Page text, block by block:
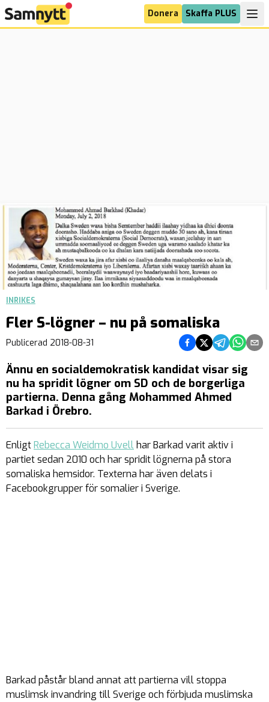
Donera Skaffa PLUS
INRIKES
Fler S-lögner – nu på somaliska
Publicerad 2018-08-31 Dela på Facebook
Dela på Twitter
Dela påDela på
Dela
Ännu en socialdemokratisk kandidat visar sig
nu ha spridit lögner om SD och de borgerliga
partierna. Denna gång Mohammed Ahmed
Barkad i Örebro.
EnligtRebecca Weidmo Uvell har Barkad varit aktiv i
partiet sedan 2010 och har spridit lögnerna på stora
somaliska hemsidor. Texterna har även delats i
Facebookgrupper för somalier i Sverige.
Barkad påstår bland annat att partierna vill stoppa
muslimsk invandring till Sverige och förbjuda muslimska